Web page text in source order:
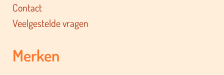
Contact
Veelgestelde vragen
Merken